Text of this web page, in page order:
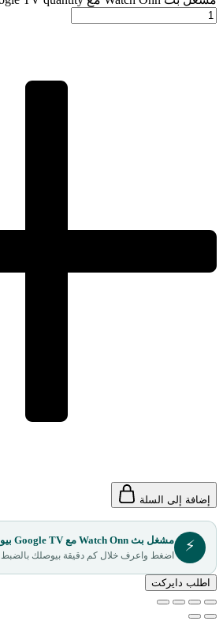
إضافة إلى السلة
⚡ مشغل بث Watch Onn مع Google TV بيوصلك خلال 30 دقيقة
اضغط واعرف خلال كم دقيقة بيوصلك بالضبط
اطلب دايركت